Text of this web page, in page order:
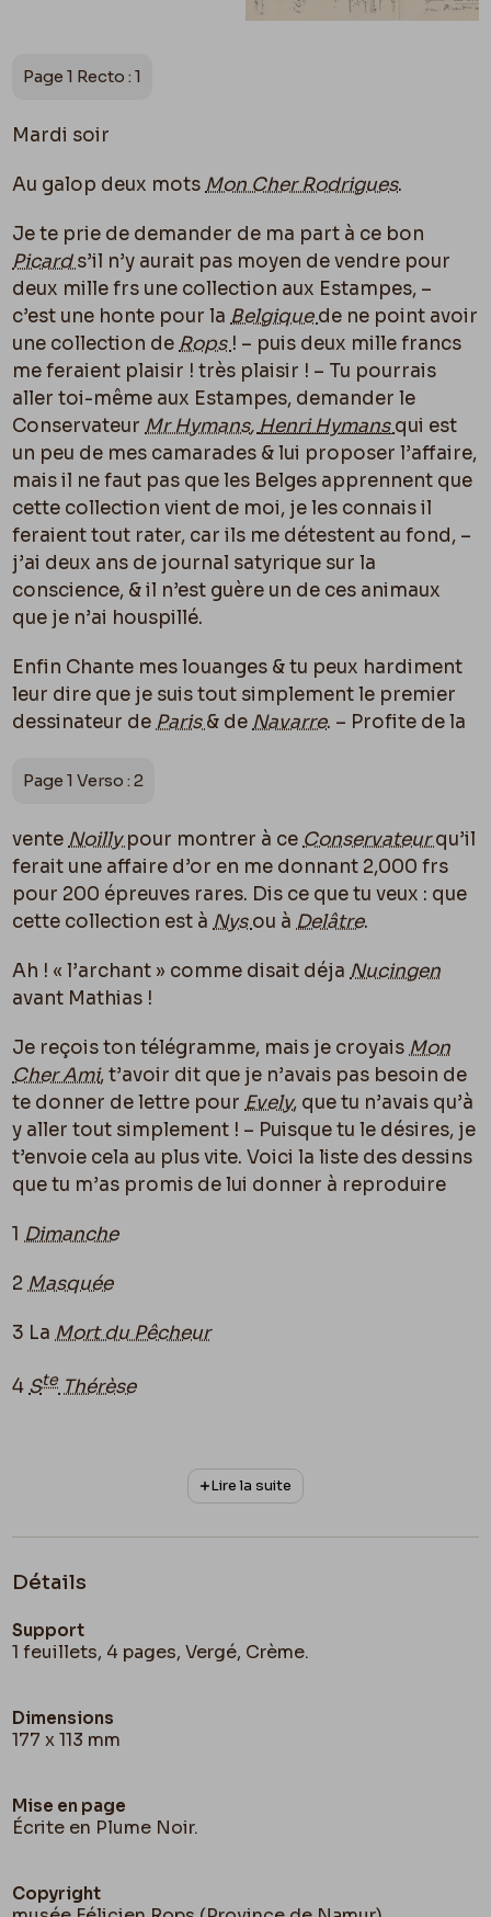
Page 1 Recto : 1
Mardi soir
Au galop deux mots Mon Cher Rodrigues.
Je te prie de demander de ma part à ce bon
Picards’il n’y aurait pas moyen de vendre pour
deux mille frs une collection aux Estampes, –
c’est une honte pour la Belgiquede ne point avoir
une collection de Rops ! – puis deux mille francs
me feraient plaisir ! très plaisir ! – Tu pourrais
aller toi-même aux Estampes, demander le
Conservateur Mr Hymans, Henri Hymansqui est
un peu de mes camarades & lui proposer l’affaire,
mais il ne faut pas que les Belges apprennent que
cette collection vient de moi, je les connais il
feraient tout rater, car ils me détestent au fond, –
j’ai deux ans de journal satyrique sur la
conscience, & il n’est guère un de ces animaux
que je n’ai houspillé.
Enfin Chante mes louanges & tu peux hardiment
leur dire que je suis tout simplement le premier
dessinateur de Paris& de Navarre. – Profite de la
Page 1 Verso : 2
vente Noillypour montrer à ce Conservateurqu’il
ferait une affaire d’or en me donnant 2,000 frs
pour 200 épreuves rares. Dis ce que tu veux : que
cette collection est à Nysou à Delâtre.
Ah ! « l’archant » comme disait déja Nucingen
avant Mathias !
Je reçois ton télégramme, mais je croyais Mon
Cher Ami, t’avoir dit que je n’avais pas besoin de
te donner de lettre pour Evely, que tu n’avais qu’à
y aller tout simplement ! – Puisque tu le désires, je
t’envoie cela au plus vite. Voici la liste des dessins
que tu m’as promis de lui donner à reproduire
1 Dimanche
2 Masquée
3 La Mort du Pêcheur
4 SteThérèse
7.Péché mortel.
8.Lassata
9Mdd’oiseaux
11Gabriel
13Hommage à Pan
14 Bibliothécaire
Lire la suite
Détails
Support
1 feuillets, 4 pages, Vergé, Crème.
Dimensions
177 x 113 mm
Mise en page
Écrite en Plume Noir.
Copyright